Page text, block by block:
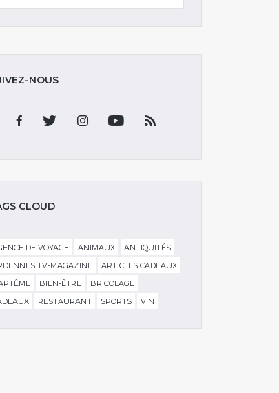
NOUS
CLOUD
DE VOYAGE ANIMAUX
ANTIQUITÉS
TV-MAGAZINE
ARTICLES CADEAUX
BIEN-ÊTRE
BRICOLAGE
RESTAURANT SPORTS VIN